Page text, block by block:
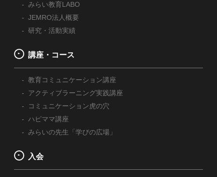
みらい教育LABO
JEMRO法人概要
研究・活動実績
講座・コース
教育コミュニケーション講座
アクティブラーニング実践講座
コミュニケーション虎の穴
ハピママ講座
みらいの先生「学びの広場」
入会